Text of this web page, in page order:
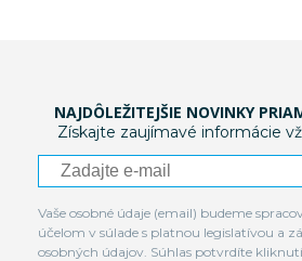
NAJDÔLEŽITEJŠIE NOVINKY
Získajte zaujímavé informácie
Vaše osobné údaje (email) budeme
účelom v súlade s platnou legislatívou a
osobných údajov. Súhlas potvrdíte